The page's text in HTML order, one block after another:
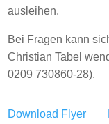
ausleihen.
Bei Fragen kann
Christian Tabel
0209 730860-28).
Download Flyer